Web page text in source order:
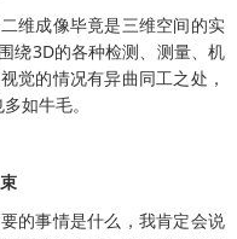
成像毕竟是三维空间的实
绕3D的各种检测、测量、机
觉的情况有异曲同工之处，
如牛毛。
事情是什么，我肯定会说